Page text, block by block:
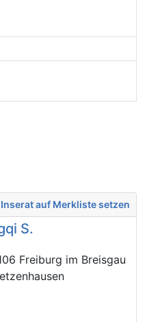
Inserat auf Merkliste setzen
S.
Freiburg im Breisgau